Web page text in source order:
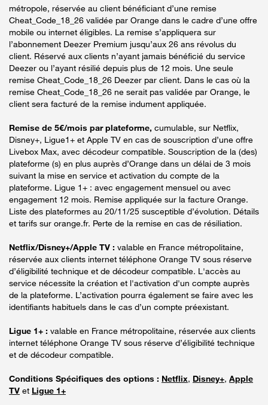
métropole, réservée au client bénéficiant d’une remise
Cheat_Code_18_26 validée par Orange dans le cadre d’une offre
mobile ou internet éligibles. La remise s’appliquera sur
l’abonnement Deezer Premium jusqu’aux 26 ans révolus du
client. Réservé aux clients n’ayant jamais bénéficié du service
Deezer ou l’ayant résilié depuis plus de 12 mois. Une seule
remise Cheat_Code_18_26 Deezer par client. Dans le cas où la
remise Cheat_Code_18_26 ne serait pas validée par Orange, le
client sera facturé de la remise indument appliquée.
Remise de 5€/mois par plateforme, cumulable, sur Netflix,
Disney+, Ligue1+ et Apple TV en cas de souscription d’une offre
Livebox Max, avec décodeur compatible. Souscription de la (des)
plateforme (s) en plus auprès d’Orange dans un délai de 3 mois
suivant la mise en service et activation du compte de la
plateforme. Ligue 1+ : avec engagement mensuel ou avec
engagement 12 mois. Remise appliquée sur la facture Orange.
Liste des plateformes au 20/11/25 susceptible d’évolution. Détails
et tarifs sur orange.fr. Perte de la remise en cas de résiliation.
Netflix/Disney+/Apple TV : valable en France métropolitaine,
réservée aux clients internet téléphone Orange TV sous réserve
d’éligibilité technique et de décodeur compatible. L'accès au
service nécessite la création et l'activation d'un compte auprès
de la plateforme. L’activation pourra également se faire avec les
identifiants habituels dans le cas d’un compte préexistant.
Ligue 1+ : valable en France métropolitaine, réservée aux clients
internet téléphone Orange TV sous réserve d’éligibilité technique
et de décodeur compatible.
Conditions Spécifiques des options : Netflix, Disney+, Apple
TV et Ligue 1+